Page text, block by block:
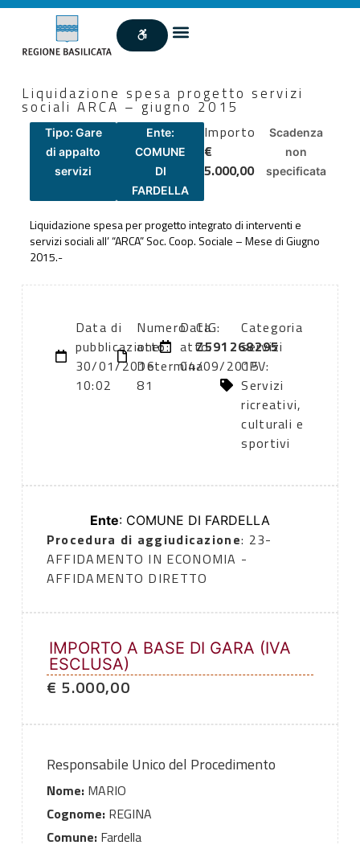
Liquidazione spesa progetto servizi
sociali ARCA – giugno 2015
Tipo: Gare
di appalto
servizi
Ente:
COMUNE
DI
FARDELLA
Importo
€
5.000,00
Scadenza
non
specificata
Liquidazione spesa per progetto integrato di interventi e
servizi sociali all’ “ARCA” Soc. Coop. Sociale – Mese di Giugno
2015.-
Data di
pubblicazione:
30/01/2016
10:02
Numero
atto:
Determina
81
Data
atto:
04/09/2015
CIG:
Z591268295
Categoria
servizi
CPV:
Servizi
ricreativi,
culturali e
sportivi
Ente: COMUNE DI FARDELLA
Procedura di aggiudicazione: 23-
AFFIDAMENTO IN ECONOMIA -
AFFIDAMENTO DIRETTO
IMPORTO A BASE DI GARA (IVA
ESCLUSA)
€ 5.000,00
Responsabile Unico del Procedimento
Nome:MARIO
Cognome:REGINA
Comune:Fardella